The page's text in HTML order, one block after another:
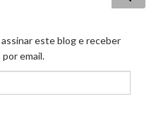
este blog e receber
email.